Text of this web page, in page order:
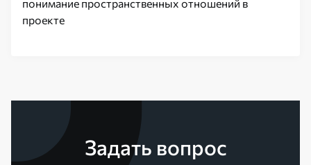
понимание пространственных отношений в
проекте
Задать вопрос